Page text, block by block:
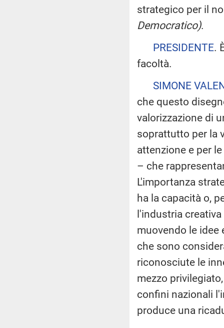
strategico per il
Democratico).
PRESIDENTE.
facoltà.
SIMONE
che questo
valorizzazione di
soprattutto per la
attenzione e per
– che
L'importanza
ha la capacità o,
l'industria
muovendo le idee
che sono
riconosciute le
mezzo
confini nazionali
produce una